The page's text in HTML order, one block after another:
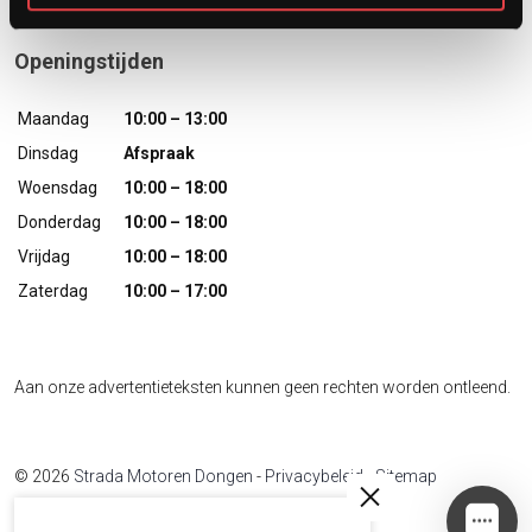
Openingstijden
Maandag
10:00 – 13:00
Dinsdag
Afspraak
Woensdag
10:00 – 18:00
Donderdag
10:00 – 18:00
Vrijdag
10:00 – 18:00
Zaterdag
10:00 – 17:00
Aan onze advertentieteksten kunnen geen rechten worden ontleend.
© 2026 Strada Motoren Dongen - Privacybeleid Sitemap